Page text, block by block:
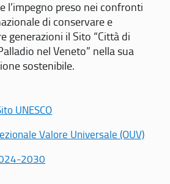
l’impegno preso nei confronti
di conservare e
generazioni il Sito “Città di
nel Veneto” nella sua
sostenibile.
UNESCO
Valore Universale (OUV)
2030